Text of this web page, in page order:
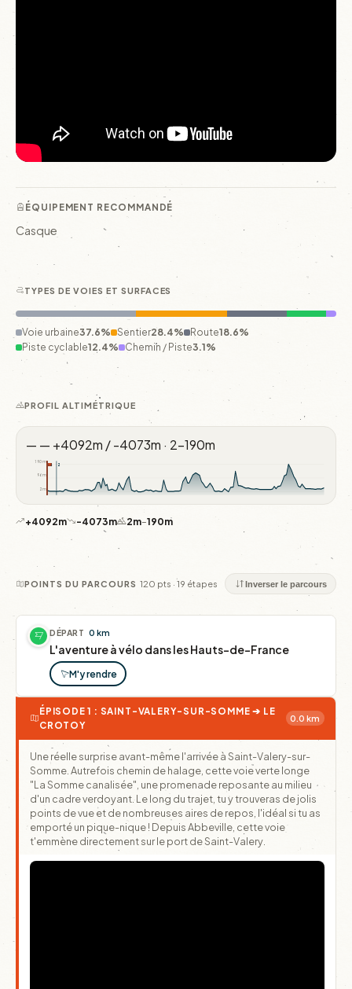
ÉQUIPEMENT RECOMMANDÉ
Casque
TYPES DE VOIES ET SURFACES
Voie urbaine37.6% Sentier28.4% Route18.6%
Piste cyclable12.4% Chemin / Piste3.1%
PROFIL ALTIMÉTRIQUE
— — +4092m / -4073m · 2–190m
2m
96m
190m
1 2
34
56
78910
1112
13
14
15
16
17
18
19
+4092m -4073m 2m–190m
POINTS DU PARCOURS 120 pts · 19 étapes Inverser le parcours
DÉPART 0 km
L'aventure à vélo dans les Hauts-de-France
M'y rendre
ÉPISODE 1 : SAINT-VALERY-SUR-SOMME ➔ LE
CROTOY
0.0 km
Une réelle surprise avant-même l'arrivée à Saint-Valery-sur-
Somme. Autrefois chemin de halage, cette voie verte longe
"La Somme canalisée", une promenade reposante au milieu
d'un cadre verdoyant. Le long du trajet, tu y trouveras de jolis
points de vue et de nombreuses aires de repos, l'idéal si tu as
emporté un pique-nique ! Depuis Abbeville, cette voie
t'emmène directement sur le port de Saint-Valery.